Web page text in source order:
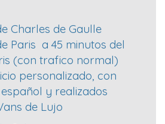
Charles de Gaulle
Paris a 45 minutos del
(con trafico normal)
personalizado, con
y realizados
de Lujo